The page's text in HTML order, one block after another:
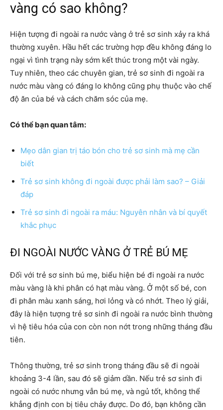
vàng có sao không?
Hiện tượng đi ngoài ra nước vàng ở trẻ sơ sinh xảy ra khá
thường xuyên. Hầu hết các trường hợp đều không đáng lo
ngại vì tình trạng này sớm kết thúc trong một vài ngày.
Tuy nhiên, theo các chuyên gian, trẻ sơ sinh đi ngoài ra
nước màu vàng có đáng lo không cũng phụ thuộc vào chế
độ ăn của bé và cách chăm sóc của mẹ.
Có thể bạn quan tâm:
Mẹo dân gian trị táo bón cho trẻ sơ sinh mà mẹ cần
biết
Trẻ sơ sinh không đi ngoài được phải làm sao? – Giải
đáp
Trẻ sơ sinh đi ngoài ra máu: Nguyên nhân và bí quyết
khắc phục
ĐI NGOÀI NƯỚC VÀNG Ở TRẺ BÚ MẸ
Đối với trẻ sơ sinh bú mẹ, biểu hiện bé đi ngoài ra nước
màu vàng là khi phân có hạt màu vàng. Ở một số bé, con
đi phân màu xanh sáng, hơi lỏng và có nhớt. Theo lý giải,
đây là hiện tượng trẻ sơ sinh đi ngoài ra nước bình thường
vì hệ tiêu hóa của con còn non nớt trong những tháng đầu
tiên.
Thông thường, trẻ sơ sinh trong tháng đầu sẽ đi ngoài
khoảng 3-4 lần, sau đó sẽ giảm dần. Nếu trẻ sơ sinh đi
ngoài có nước nhưng vẫn bú mẹ, và ngủ tốt, không thể
khẳng định con bị tiêu chảy được. Do đó, bạn không cần